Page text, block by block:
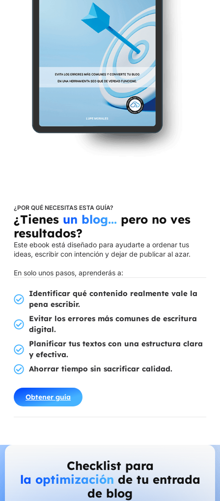
¿POR QUÉ NECESITAS ESTA GUÍA?
¿Tienes un blog... pero no ves
resultados?
Este ebook está diseñado para ayudarte a ordenar tus
ideas, escribir con intención y dejar de publicar al azar.
En solo unos pasos, aprenderás a:
Identificar qué contenido realmente vale la
pena escribir.
Evitar los errores más comunes de escritura
digital.
Planificar tus textos con una estructura clara
y efectiva.
Ahorrar tiempo sin sacrificar calidad.
Obtener guía
Checklist para
la optimización de tu entrada
de blog